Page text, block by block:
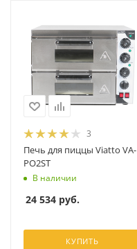
3
Печь для пиццы Viatto VA-
PO2ST
В наличии
24 534 руб.
КУПИТЬ